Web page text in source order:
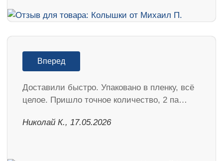
Вперед
Доставили быстро. Упаковано в пленку, всё
целое. Пришло точное количество, 2 па…
Николай К., 17.05.2026